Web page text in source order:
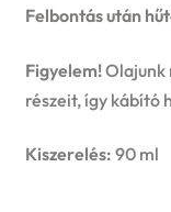
Felbontás után
Figyelem!Olajunk
részeit, így kábító
Kiszerelés: 90 ml